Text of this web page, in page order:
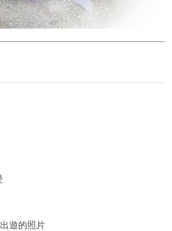
遊的照片